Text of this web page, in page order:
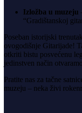
Izložba u muzeju
“Gradištanskoj
Poseban istorijski
ovogodišnje Gitarijade!
otkriti bistu posvećenu
jedinstven način
Pratite nas za tačne
muzeju – neka živi